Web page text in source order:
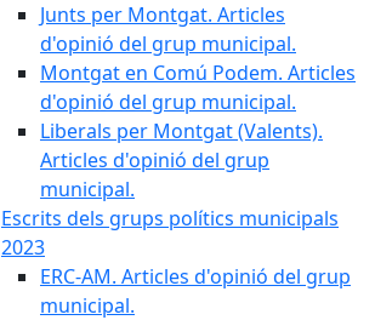
Junts per Montgat. Articles
d'opinió del grup municipal.
Montgat en Comú Podem. Articles
d'opinió del grup municipal.
Liberals per Montgat (Valents).
Articles d'opinió del grup
municipal.
Escrits dels grups polítics municipals
2023
ERC-AM. Articles d'opinió del grup
municipal.